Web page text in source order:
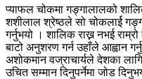
प्याफल चोकमा गङ्गालालको
शशीलाल श्रेष्ठले सो चोकलार्ई
गर्नुभयो । शालिक राख्न नभई
बाटो अनुशरण गर्न उहाँले आह्वान
अशोकमान वज्राचार्यले देशका
उचित सम्मान दिनुपर्नेमा जोड